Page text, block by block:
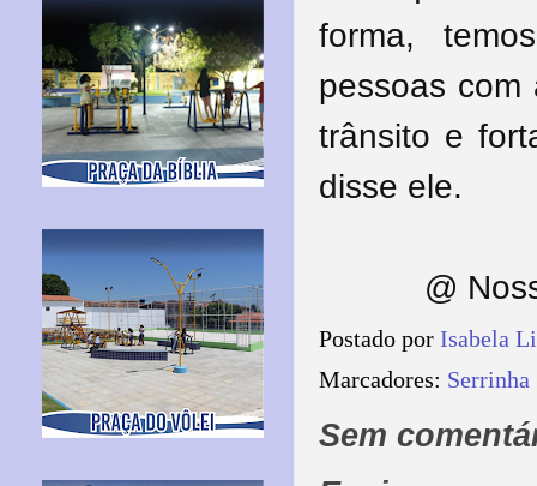
forma,
pessoas com
trânsito e
disse ele.
@
Postado por Isabela
Marcadores: Serrinha
Sem